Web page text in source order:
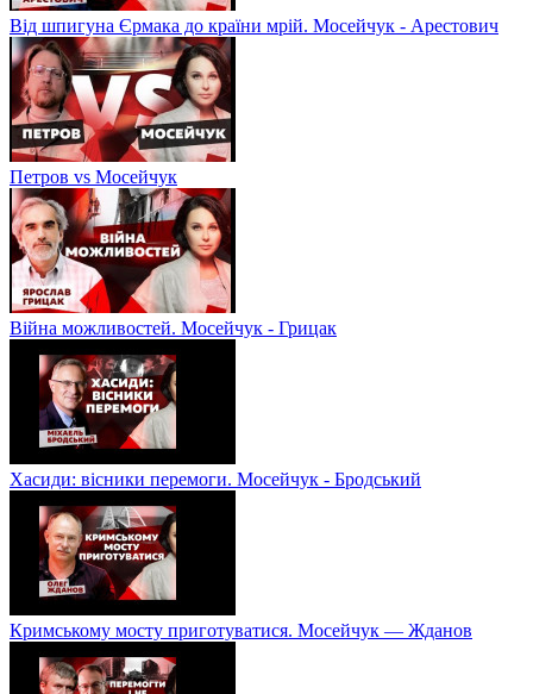
Від шпигуна Єрмака до країни мрій. Мосейчук - Арестович
Петров vs Мосейчук
Війна можливостей. Мосейчук - Грицак
Хасиди: вісники перемоги. Мосейчук - Бродський
Кримському мосту приготуватися. Мосейчук — Жданов